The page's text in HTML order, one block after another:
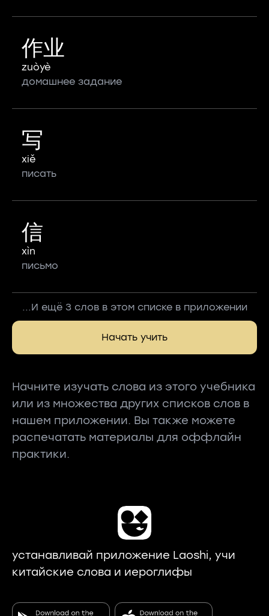
作业
zuòyè
домашнее задание
写
xiě
писать
信
xìn
письмо
...И ещё 3 слов в этом списке в приложении
Начать учить
Начните изучать слова из этого учебника
или из множества других списков слов в
нашем приложении. Вы также можете
распечатать материалы для оффлайн
практики.
устанавливай приложение Laoshi, учи
китайские слова и иероглифы